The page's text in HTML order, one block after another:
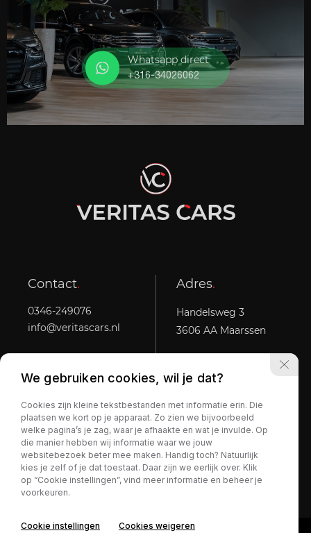
Whatsapp direct
+316-34026062
Contact.
0346-249076
info@veritascars.nl
Adres.
Handelsweg 3
3606 AA Maarssen
Openingstijden.
Ma t/m vr:
10:00 - 20:00
Za:
10:00 - 17:00
Zo:
Op afspraak
Privacy Policy
We gebruiken cookies, wil je dat?
Cookies zijn kleine tekstbestanden met informatie erin. Die
plaatsen we kort op je apparaat. Zo zien we bijvoorbeeld
welke pagina’s je zag, waar je afhaakte en wat je invulde. Op
die manier hebben wij informatie waar we jouw
websitebezoek beter mee maken. Handig toch? Natuurlijk
kies je zelf of je dat toestaat. Daar zijn we eerlijk over. Klik
op “Cookie instellingen”, vind meer informatie en beheer je
voorkeuren.
Cookie instellingen Cookies weigeren